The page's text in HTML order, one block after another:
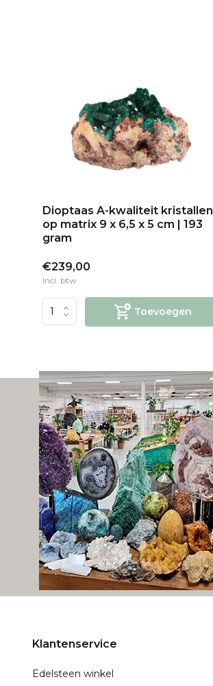
Dioptaas A-kwaliteit kristallen
op matrix 9 x 6,5 x 5 cm | 193
gram
€239,00
Incl. btw
Toevoegen
Klantenservice
Edelsteen winkel